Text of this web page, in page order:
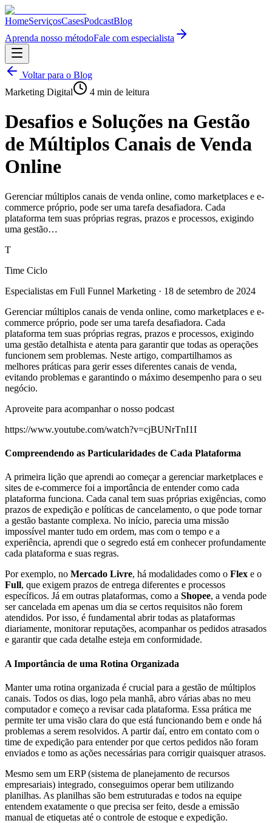
HomeServiçosCasesPodcastBlog
Aprenda nosso métodoFale com especialista
Voltar para o Blog
Marketing Digital
4 min de leitura
Desafios e Soluções na Gestão
de Múltiplos Canais de Venda
Online
Gerenciar múltiplos canais de venda online, como marketplaces e e-
commerce próprio, pode ser uma tarefa desafiadora. Cada
plataforma tem suas próprias regras, prazos e processos, exigindo
uma gestão…
T
Time Ciclo
Especialistas em Full Funnel Marketing · 18 de setembro de 2024
Gerenciar múltiplos canais de venda online, como marketplaces e e-
commerce próprio, pode ser uma tarefa desafiadora. Cada
plataforma tem suas próprias regras, prazos e processos, exigindo
uma gestão detalhista e atenta para garantir que todas as operações
funcionem sem problemas. Neste artigo, compartilhamos as
melhores práticas para gerir esses diferentes canais de venda,
evitando problemas e garantindo o máximo desempenho para o seu
negócio.
Aproveite para acompanhar o nosso podcast
https://www.youtube.com/watch?v=cjBUNrTnI1I
Compreendendo as Particularidades de Cada Plataforma
A primeira lição que aprendi ao começar a gerenciar marketplaces e
sites de e-commerce foi a importância de entender como cada
plataforma funciona. Cada canal tem suas próprias exigências, como
prazos de expedição e políticas de cancelamento, o que pode tornar
a gestão bastante complexa. No início, parecia uma missão
impossível manter tudo em ordem, mas com o tempo e a
experiência, aprendi que o segredo está em conhecer profundamente
cada plataforma e suas regras.
Por exemplo, no Mercado Livre, há modalidades como o Flex e o
Full, que exigem prazos de entrega diferentes e processos
específicos. Já em outras plataformas, como a Shopee, a venda pode
ser cancelada em apenas um dia se certos requisitos não forem
atendidos. Por isso, é fundamental abrir todas as plataformas
diariamente, monitorar reputações, acompanhar os pedidos atrasados
e garantir que cada detalhe esteja em conformidade.
A Importância de uma Rotina Organizada
Manter uma rotina organizada é crucial para a gestão de múltiplos
canais. Todos os dias, logo pela manhã, abro várias abas no meu
computador e começo a revisar cada plataforma. Essa prática me
permite ter uma visão clara do que está funcionando bem e onde há
problemas a serem resolvidos. A partir daí, entro em contato com o
time de expedição para entender por que certos pedidos não foram
enviados e tomo as ações necessárias para corrigir quaisquer atrasos.
Mesmo sem um ERP (sistema de planejamento de recursos
empresariais) integrado, conseguimos operar bem utilizando
planilhas. As planilhas são bem estruturadas e todos na equipe
entendem exatamente o que precisa ser feito, desde a emissão
manual de etiquetas até o controle de estoque e expedição.